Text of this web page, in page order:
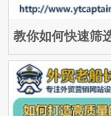
教你如何快速筛